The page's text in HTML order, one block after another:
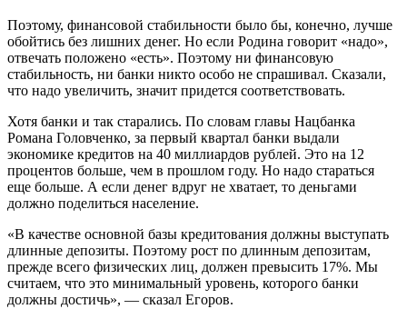
Поэтому, финансовой стабильности было бы, конечно, лучше
обойтись без лишних денег. Но если Родина говорит «надо»,
отвечать положено «есть». Поэтому ни финансовую
стабильность, ни банки никто особо не спрашивал. Сказали,
что надо увеличить, значит придется соответствовать.
Хотя банки и так старались. По словам главы Нацбанка
Романа Головченко, за первый квартал банки выдали
экономике кредитов на 40 миллиардов рублей. Это на 12
процентов больше, чем в прошлом году. Но надо стараться
еще больше. А если денег вдруг не хватает, то деньгами
должно поделиться население.
«В качестве основной базы кредитования должны выступать
длинные депозиты. Поэтому рост по длинным депозитам,
прежде всего физических лиц, должен превысить 17%. Мы
считаем, что это минимальный уровень, которого банки
должны достичь», — сказал Егоров.